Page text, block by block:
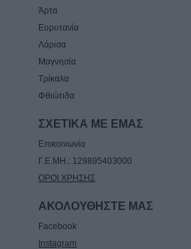
Άρτα
Ευρυτανία
Λάρισα
Μαγνησία
Τρίκαλα
Φθιώτιδα
ΣΧΕΤΙΚΑ ΜΕ ΕΜΑΣ
Επικοινωνία
Γ.Ε.ΜΗ.: 129895403000
ΟΡΟΙ ΧΡΗΣΗΣ
ΑΚΟΛΟΥΘΗΣΤΕ ΜΑΣ
Facebook
Instagram